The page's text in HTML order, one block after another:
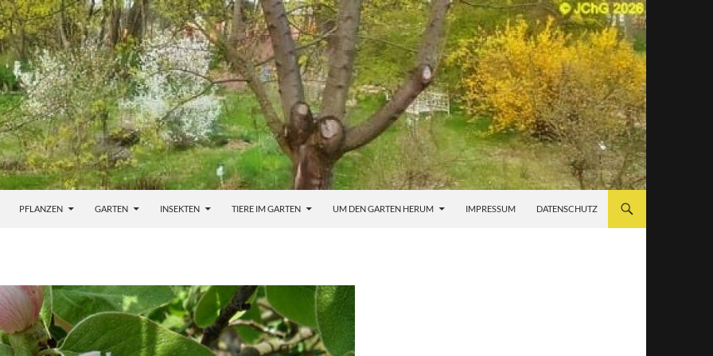
PFLANZEN GARTEN INSEKTEN TIERE IM GARTEN UM DEN GARTEN HERUM IMPRESSUM DATENSCHUTZ